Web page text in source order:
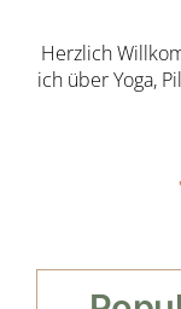
Herzlich
ich über Yoga,